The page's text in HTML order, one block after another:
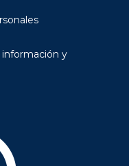
información y